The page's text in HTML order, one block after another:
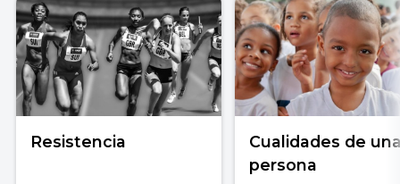
Resistencia
Cualidades de
persona